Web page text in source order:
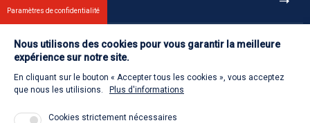
Contact
Retour à l'accueil
Paramètres de confidentialité
Nous utilisons des cookies pour vous garantir la meilleure
expérience sur notre site.
En cliquant sur le bouton « Accepter tous les cookies », vous acceptez
que nous les utilisions.
Plus d'informations
Cookies strictement nécessaires